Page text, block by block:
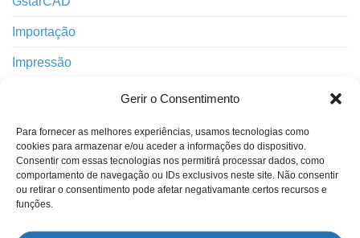
Gerir o Consentimento
Para fornecer as melhores experiências, usamos tecnologias como
cookies para armazenar e/ou aceder a informações do dispositivo.
Consentir com essas tecnologias nos permitirá processar dados, como
comportamento de navegação ou IDs exclusivos neste site. Não consentir
ou retirar o consentimento pode afetar negativamante certos recursos e
funções.
Importação
Impressão
Notícias
Novidades